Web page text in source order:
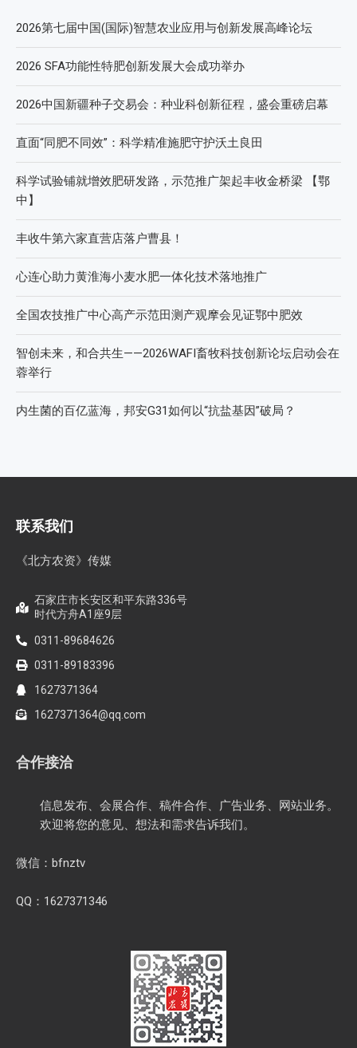
2026第七届中国(国际)智慧农业应用与创新发展高峰论坛
2026 SFA功能性特肥创新发展大会成功举办
2026中国新疆种子交易会：种业科创新征程，盛会重磅启幕
直面“同肥不同效”：科学精准施肥守护沃土良田
科学试验铺就增效肥研发路，示范推广架起丰收金桥梁 【鄂
中】
丰收牛第六家直营店落户曹县！
心连心助力黄淮海小麦水肥一体化技术落地推广
全国农技推广中心高产示范田测产观摩会见证鄂中肥效
智创未来，和合共生——2026WAFI畜牧科技创新论坛启动会在
蓉举行
内生菌的百亿蓝海，邦安G31如何以“抗盐基因”破局？
联系我们
《北方农资》传媒
石家庄市长安区和平东路336号
时代方舟A1座9层
0311-89684626
0311-89183396
1627371364
1627371364@qq.com
合作接洽
信息发布、会展合作、稿件合作、广告业务、网站业务。
欢迎将您的意见、想法和需求告诉我们。
微信：bfnztv
QQ：1627371346